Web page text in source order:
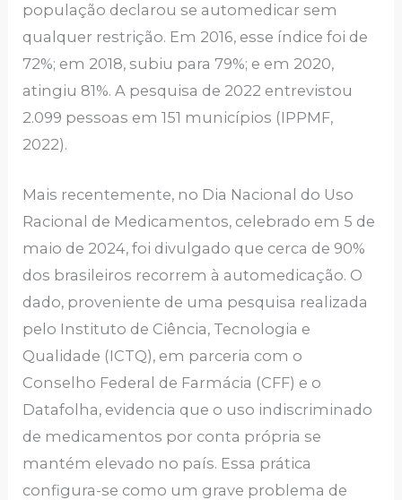
população declarou se automedicar sem
qualquer restrição. Em 2016, esse índice foi de
72%; em 2018, subiu para 79%; e em 2020,
atingiu 81%. A pesquisa de 2022 entrevistou
2.099 pessoas em 151 municípios (IPPMF,
2022).
Mais recentemente, no Dia Nacional do Uso
Racional de Medicamentos, celebrado em 5 de
maio de 2024, foi divulgado que cerca de 90%
dos brasileiros recorrem à automedicação. O
dado, proveniente de uma pesquisa realizada
pelo Instituto de Ciência, Tecnologia e
Qualidade (ICTQ), em parceria com o
Conselho Federal de Farmácia (CFF) e o
Datafolha, evidencia que o uso indiscriminado
de medicamentos por conta própria se
mantém elevado no país. Essa prática
configura-se como um grave problema de